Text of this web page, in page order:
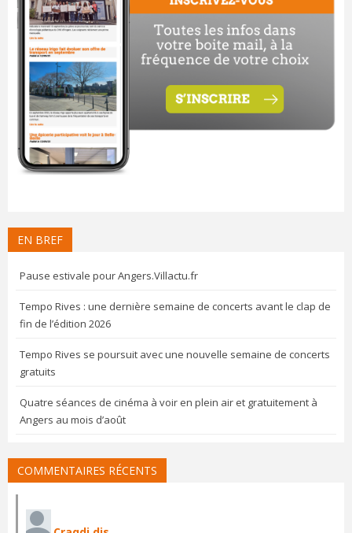
EN BREF
Pause estivale pour Angers.Villactu.fr
Tempo Rives : une dernière semaine de concerts avant le clap de
fin de l’édition 2026
Tempo Rives se poursuit avec une nouvelle semaine de concerts
gratuits
Quatre séances de cinéma à voir en plein air et gratuitement à
Angers au mois d’août
COMMENTAIRES RÉCENTS